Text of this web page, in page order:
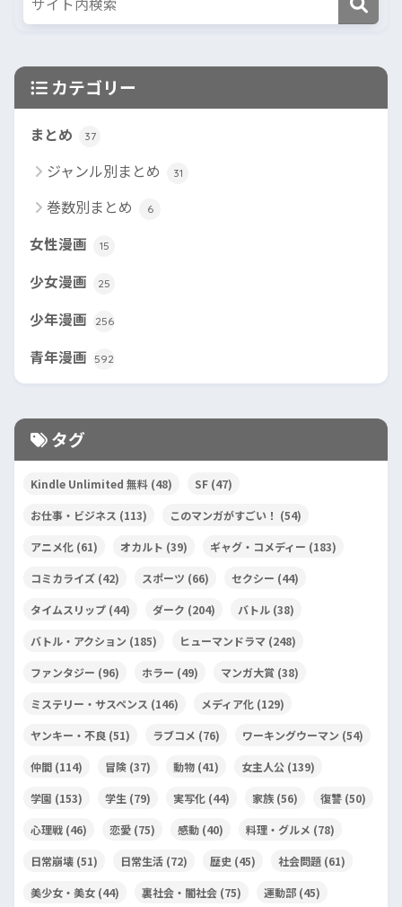
カテゴリー
まとめ 37
ジャンル別まとめ 31
巻数別まとめ 6
女性漫画 15
少女漫画 25
少年漫画 256
青年漫画 592
タグ
Kindle Unlimited 無料 (48) SF (47)
お仕事・ビジネス (113) このマンガがすごい！ (54)
アニメ化 (61) オカルト (39) ギャグ・コメディー (183)
コミカライズ (42) スポーツ (66) セクシー (44)
タイムスリップ (44) ダーク (204) バトル (38)
バトル・アクション (185) ヒューマンドラマ (248)
ファンタジー (96) ホラー (49) マンガ大賞 (38)
ミステリー・サスペンス (146) メディア化 (129)
ヤンキー・不良 (51) ラブコメ (76) ワーキングウーマン (54)
仲間 (114) 冒険 (37) 動物 (41) 女主人公 (139)
学園 (153) 学生 (79) 実写化 (44) 家族 (56) 復讐 (50)
心理戦 (46) 恋愛 (75) 感動 (40) 料理・グルメ (78)
日常崩壊 (51) 日常生活 (72) 歴史 (45) 社会問題 (61)
美少女・美女 (44) 裏社会・闇社会 (75) 運動部 (45)